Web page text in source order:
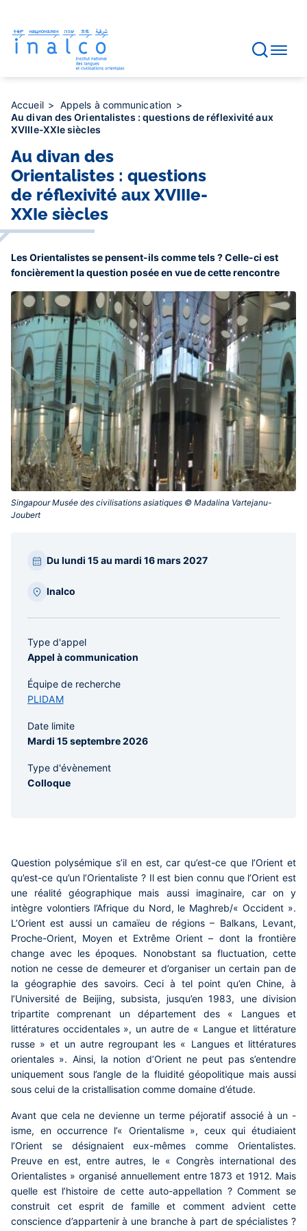
contenu
principal
Accueil
Appels à communication
Au divan des Orientalistes : questions de réflexivité aux
XVIIIe-XXIe siècles
Au divan des
Orientalistes : questions
de réflexivité aux XVIIIe-
XXIe siècles
Les Orientalistes se pensent-ils comme tels ? Celle-ci est
foncièrement la question posée en vue de cette rencontre
Singapour Musée des civilisations asiatiques © Madalina Vartejanu-
Joubert‎
Barre
latérale
Du lundi 15 au mardi 16 mars 2027
Inalco
Type d'appel
Appel à communication
Équipe de recherche
PLIDAM
Date limite
Mardi 15 septembre 2026
Type d'évènement
Colloque
Question polysémique s’il en est, car qu’est-ce que l’Orient et
qu’est-ce qu’un l’Orientaliste ? Il est bien connu que l’Orient est
une réalité géographique mais aussi imaginaire, car on y
intègre volontiers l’Afrique du Nord, le Maghreb/« Occident ».
L’Orient est aussi un camaïeu de régions – Balkans, Levant,
Proche-Orient, Moyen et Extrême Orient – dont la frontière
change avec les époques. Nonobstant sa fluctuation, cette
notion ne cesse de demeurer et d’organiser un certain pan de
la géographie des savoirs. Ceci à tel point qu’en Chine, à
l’Université de Beijing, subsista, jusqu’en 1983, une division
tripartite comprenant un département des « Langues et
littératures occidentales », un autre de « Langue et littérature
russe » et un autre regroupant les « Langues et littératures
orientales ». Ainsi, la notion d’Orient ne peut pas s’entendre
uniquement sous l’angle de la fluidité géopolitique mais aussi
sous celui de la cristallisation comme domaine d’étude.
Avant que cela ne devienne un terme péjoratif associé à un -
isme, en occurrence l’« Orientalisme », ceux qui étudiaient
l’Orient se désignaient eux-mêmes comme Orientalistes.
Preuve en est, entre autres, le « Congrès international des
Orientalistes » organisé annuellement entre 1873 et 1912. Mais
quelle est l’histoire de cette auto-appellation ? Comment se
construit cet esprit de famille et comment advient cette
conscience d’appartenir à une branche à part de spécialistes ?